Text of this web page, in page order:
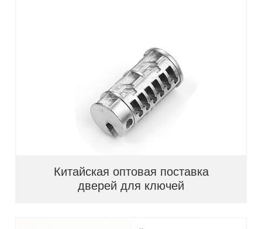
Китайская оптовая поставка
дверей для ключей